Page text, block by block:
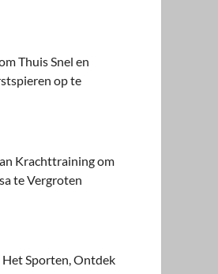
Thuis Snel en
op te
Krachttraining om
te Vergroten
Sporten, Ontdek